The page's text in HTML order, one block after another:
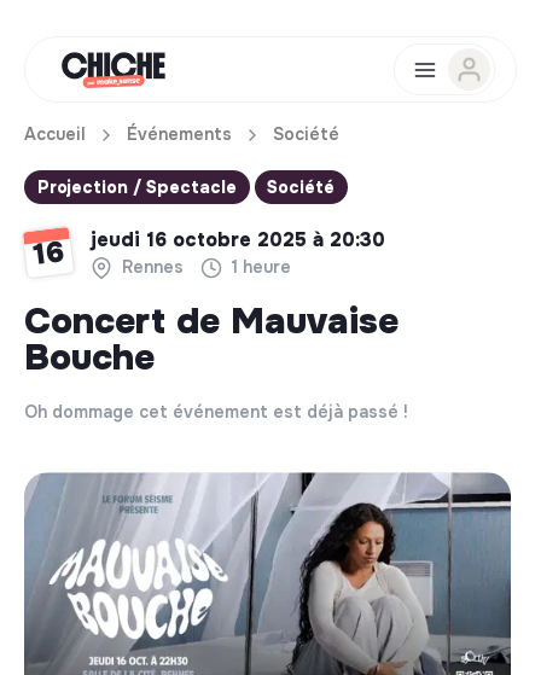
Accueil Événements Société
Projection / Spectacle Société
16 jeudi 16 octobre 2025 à 20:30
Rennes 1 heure
Concert de Mauvaise
Bouche
Oh dommage cet événement est déjà passé !